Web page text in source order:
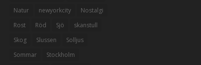
Natur
newyorkcity
Nostalgi
Rost
Röd Sjö
skanstull
Skog
Slussen
Solljus
Sommar
Stockholm